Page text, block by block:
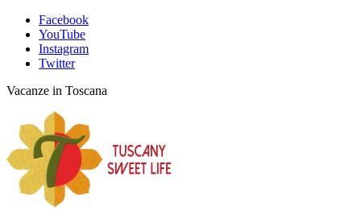
Facebook
YouTube
Instagram
Twitter
Vacanze in Toscana